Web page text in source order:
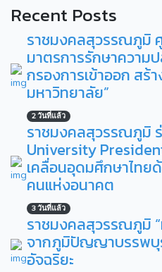
Recent Posts
ราชมงคลสุวรรณภูมิ
มาตรการรักษาความ
กรองการเข้าออก สร้
มหาวิทยาลัย”
2 วันที่แล้ว
ราชมงคลสุวรรณภูมิ
University
เคลื่อนอุดมศึกษาไทย
คนแห่งอนาคต
3 วันที่แล้ว
ราชมงคลสุวรรณภูมิ
จากภูมิปัญญาบรรพบุ
อัจฉริยะ